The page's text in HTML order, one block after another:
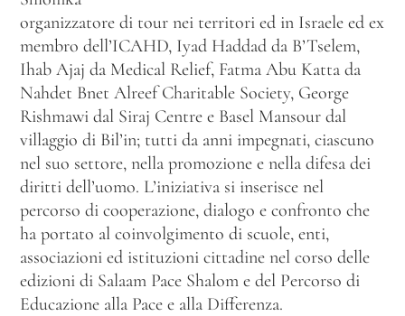
organizzatore di tour nei territori ed in Israele ed ex
membro dell’ICAHD, Iyad Haddad da B’Tselem,
Ihab Ajaj da Medical Relief, Fatma Abu Katta da
Nahdet Bnet Alreef Charitable Society, George
Rishmawi dal Siraj Centre e Basel Mansour dal
villaggio di Bil’in; tutti da anni impegnati, ciascuno
nel suo settore, nella promozione e nella difesa dei
diritti dell’uomo. L’iniziativa si inserisce nel
percorso di cooperazione, dialogo e confronto che
ha portato al coinvolgimento di scuole, enti,
associazioni ed istituzioni cittadine nel corso delle
edizioni di Salaam Pace Shalom e del Percorso di
Educazione alla Pace e alla Differenza.